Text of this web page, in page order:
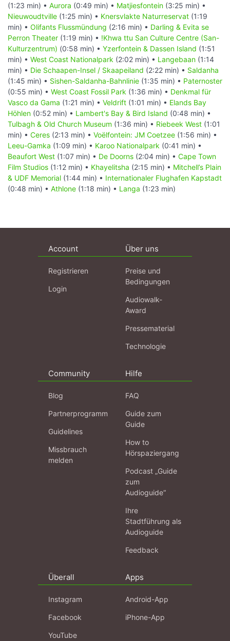
(1:23 min) • Aurora (0:49 min) • Matjiesfontein (3:25 min) •
Nieuwoudtville (1:25 min) • Knersvlakte Naturreservat (1:19
min) • Olifants Flussmündung (2:16 min) • Darling & Evita se
Perron Theater (1:19 min) • !Khwa ttu San Culture Centre (San-
Kulturzentrum) (0:58 min) • Yzerfontein & Dassen Island (1:51
min) • West Coast Nationalpark (2:02 min) • Langebaan (1:14
min) • Die Schaapen-Insel / Skaapeiland (2:22 min) • Saldanha
(1:45 min) • Sishen-Saldanha-Bahnlinie (1:35 min) • Paternoster
(0:55 min) • West Coast Fossil Park (1:36 min) • Denkmal für
Vasco da Gama (1:21 min) • Veldrift (1:01 min) • Elands Bay
Höhlen (0:52 min) • Lambert's Bay & Bird Island (0:48 min) •
Tulbagh & Old Church Museum (1:36 min) • Riebeek West (1:01
min) • Ceres (2:13 min) • Voëlfontein: JM Coetzee (1:56 min) •
Leeu-Gamka (1:09 min) • Karoo Nationalpark (0:41 min) •
Beaufort West (1:07 min) • De Doorns (2:04 min) • Cape Town
Film Studios (1:12 min) • Khayelitsha (2:15 min) • Mitchell’s Plain
& UDF Memorial (1:44 min) • Internationaler Flughafen Kapstadt
(0:48 min) • Athlone (1:18 min) • Langa (1:23 min)
Account
Registrieren
Login
Über uns
Preise und
Bedingungen
Audiowalk-
Award
Pressematerial
Technologie
Community
Blog
Partnerprogramm
Guidelines
Missbrauch
melden
Hilfe
FAQ
Guide zum
Guide
How to
Hörspaziergang
Podcast „Guide
zum
Audioguide“
Ihre
Stadtführung als
Audioguide
Feedback
Überall
Instagram
Facebook
YouTube
Apps
Android-App
iPhone-App